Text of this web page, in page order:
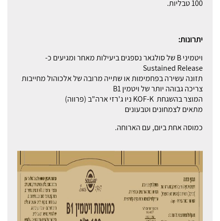
100 טבליות.
יתרונות:
ויטמיני B של סולגאר נספגים ביעילות מאחר ומגיעים כ-
Sustained Release
תזונה עשירה בפחמימות או שתייה מרובה של אלכוהול מחייבות
צריכה גבוהה יותר של ויטמין B1
המוצר בהשגחת KOF-K ניו ג'רזי ארה"ב (פרווה)
מתאים לצמחונים וטבעונים
כמוסה אחת ביום, עם הארוחה.